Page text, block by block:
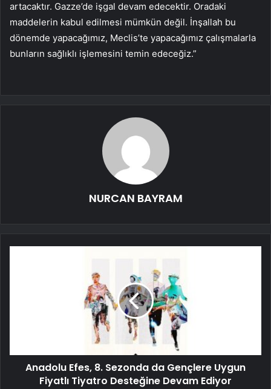
artacaktır. Gazze’de işgal devam edecektir. Oradaki
maddelerin kabul edilmesi mümkün değil. İnşallah bu
dönemde yapacağımız, Meclis’te yapacağımız çalışmalarla
bunların sağlıklı işlemesini temin edeceğiz.”
NURCAN BAYRAM
Anadolu Efes, 8. Sezonda da Gençlere Uygun
Fiyatlı Tiyatro Desteğine Devam Ediyor